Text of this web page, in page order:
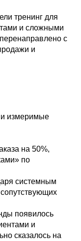
тренинг для
и сложными
с
и
измеримые
на 50%,
по
системным
появилось
и
сказалось на